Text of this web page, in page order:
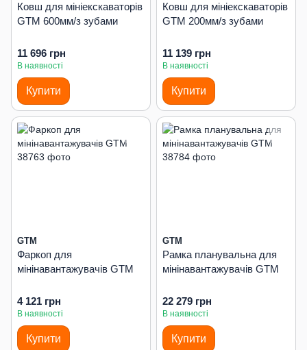
Ковш для мініекскаваторів
GTM 600мм/з зубами
11 696 грн
В наявності
Купити
Ковш для мініекскаваторів
GTM 200мм/з зубами
11 139 грн
В наявності
Купити
GTM
Фаркоп для
мінінавантажувачів GTM
4 121 грн
В наявності
Купити
GTM
Рамка планувальна для
мінінавантажувачів GTM
22 279 грн
В наявності
Купити